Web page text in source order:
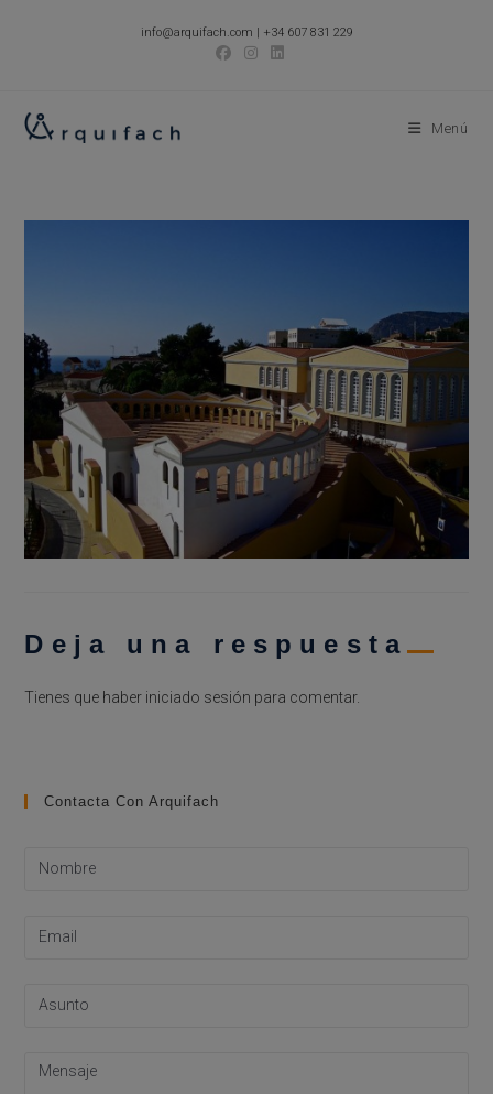
info@arquifach.com | +34 607 831 229
Menú
Deja una respuesta
Tienes que haber iniciado sesión para comentar.
Contacta Con Arquifach